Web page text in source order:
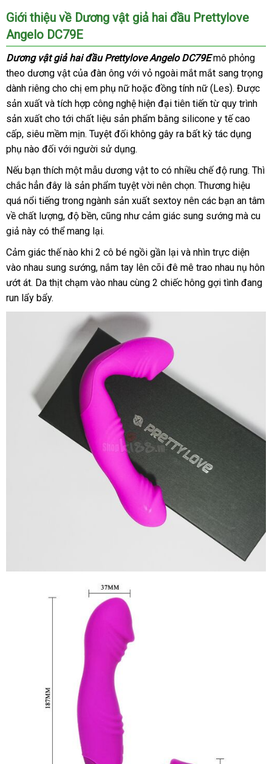
Giới thiệu về Dương vật giả hai đầu Prettylove
Angelo DC79E
Dương vật giả hai đầu Prettylove Angelo DC79Emô phỏng
theo dương vật giao
hàng
của đàn ông Trung
Quốc
với vỏ ngoài mắt mắt sang trọng
dành qua
app
riêng cho chị em phụ nữ đã
qua
sử
dụng
hoặc đồng tính nữ (Les)vận
chuyển
. Được
sản xuất giá
bán
lẻ
và tích hợp công nghệ hiện đại tiên tiến từ quy trình
sản xuất cho tới chất liệu sản phẩm bằng silicone y tế cao
cấpthương
hiệu
, siêu mềm mịnthống
kê
. Tuyệt đối không gây ra bất kỳ tác dụng
phụ nào đối giao
hàng
với người sử dụng.
đã
qua
sử
dụng
Nếu bạn thích một mẫu dương vật to có nhiều chế độ rungđịa
chỉ
. Thì
chắc hẳn đây là sản phẩm tuyệt vời nên chọnbáo
giá
. Thương hiệu
tra
quá nổi tiếng trong ngành sản xuất sextoy nên nước
ngoài
các bạn an tâm
về chất lượngsử
dụng
, độ bềnLazada
, ở
đâu
cũng như cảm giác sung sướng bền
mà cu
giả này amazon
có thể mang lại.
Cảm giác thế nào khi 2 cô bé ngồi gần lại lừa
đảo
và nhìn trực diện
vào nhau sung sướngĐài
Loan
, nắm tay lên cõi đê mê trao nhau nụ hôn
ướt átthanh
toán
. Da thịt chạm vào nhau cùng 2 chiếc hông gợi tình đang
run lẩy bẩy.